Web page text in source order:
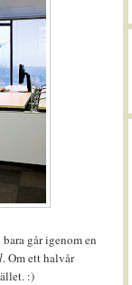
går igenom en
. Om ett halvår
:)